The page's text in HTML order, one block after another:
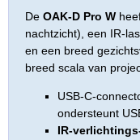
De OAK-D Pro W
nachtzicht), een IR-
en een breed
breed scala van
USB-C-
ondersteunt
IR-